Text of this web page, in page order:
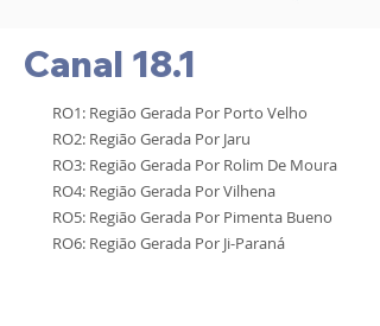
Canal 18.1
RO1: Região Gerada Por Porto Velho
RO2: Região Gerada Por Jaru
RO3: Região Gerada Por Rolim De Moura
RO4: Região Gerada Por Vilhena
RO5: Região Gerada Por Pimenta Bueno
RO6: Região Gerada Por Ji-Paraná